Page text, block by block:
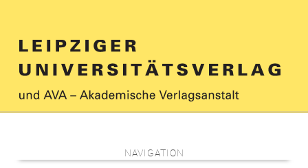
NAVIGATION